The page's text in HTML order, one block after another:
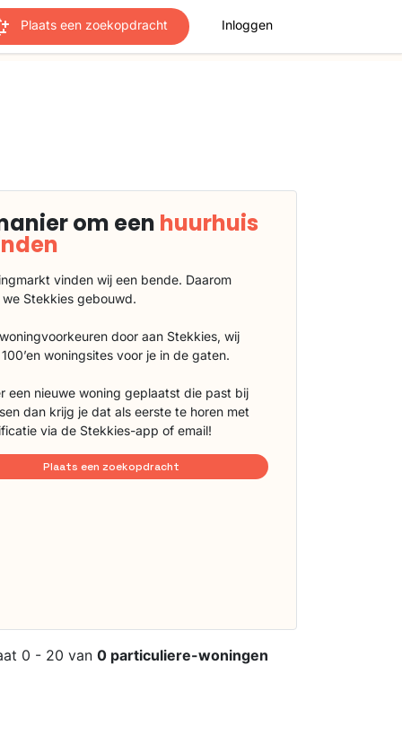
Plaats een zoekopdracht Inloggen
om een huurhuis
vinden wij een bende. Daarom
Stekkies gebouwd.
door aan Stekkies, wij
woningsites voor je in de gaten.
een nieuwe woning geplaatst die past bij
dan krijg je dat als eerste te horen met
via de Stekkies-app of email!
Plaats een zoekopdracht
0 - 20 van 0 particuliere-woningen